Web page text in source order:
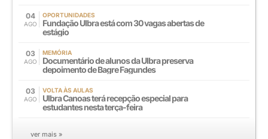
04
AGO
OPORTUNIDADES
Fundação Ulbra está com 30 vagas abertas de
estágio
03
AGO
MEMÓRIA
Documentário de alunos da Ulbra preserva
depoimento de Bagre Fagundes
03
AGO
VOLTA ÀS AULAS
Ulbra Canoas terá recepção especial para
estudantes nesta terça-feira
ver mais »